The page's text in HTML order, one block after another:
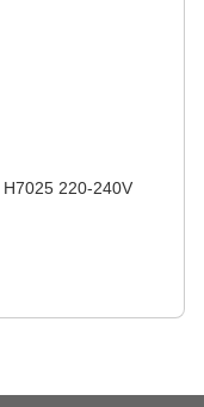
H7025 220-240V